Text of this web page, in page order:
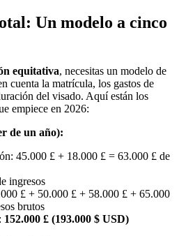
Un modelo a cinco
equitativa, necesitas un modelo de
cuenta la matrícula, los gastos de
del visado. Aquí están los
empiece en 2026:
de un año):
45.000 £ + 18.000 £ = 63.000 £ de
ingresos
£ + 50.000 £ + 58.000 £ + 65.000
brutos
152.000 £ (193.000 $ USD)